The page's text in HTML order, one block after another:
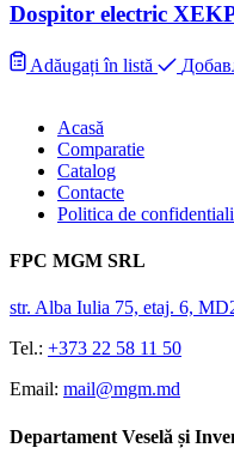
Dospitor electric
Adăugați în listă
Acasă
Comparatie
Catalog
Contacte
Politica de
FPC MGM SRL
str. Alba Iulia 75, etaj. 6,
Tel.: +373 22 58 11 50
Email: mail@mgm.md
Departament Veselă și